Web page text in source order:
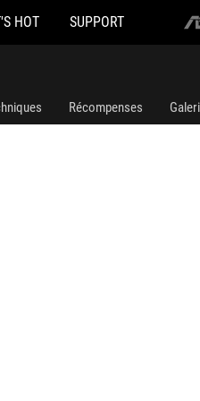
HOT SUPPORT
Récompenses